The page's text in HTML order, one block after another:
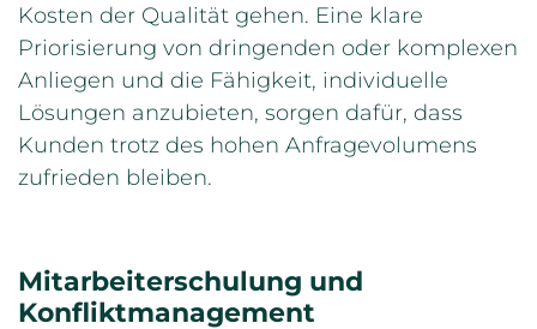
Kosten der Qualität gehen. Eine klare
Priorisierung von dringenden oder komplexen
Anliegen und die Fähigkeit, individuelle
Lösungen anzubieten, sorgen dafür, dass
Kunden trotz des hohen Anfragevolumens
zufrieden bleiben.
Mitarbeiterschulung und
Konfliktmanagement